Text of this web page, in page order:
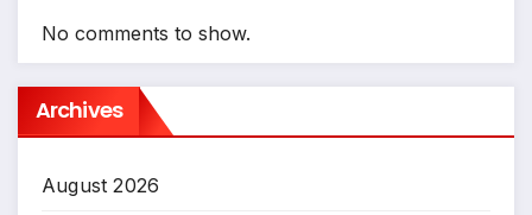
No comments to show.
Archives
August 2026